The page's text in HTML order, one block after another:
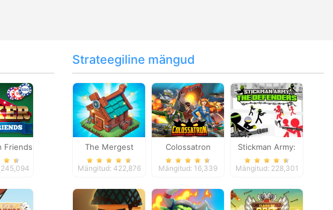
Friends
Strateegiline mängud
The Mergest
Kingdom
Mängitud: 422,876
Colossatron
Mängitud: 16,339
Stickman Army:
The Defenders
Mängitud: 228,301